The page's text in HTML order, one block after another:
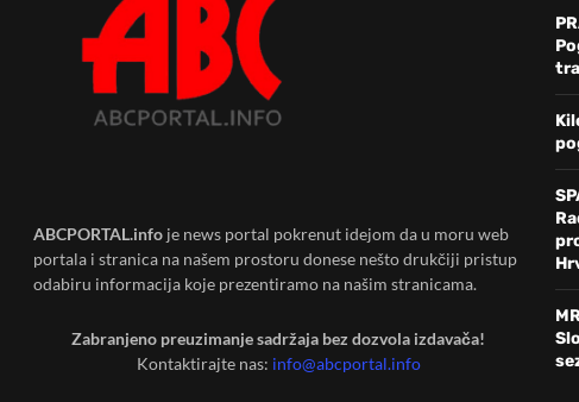
ABCPORTAL.info je news portal pokrenut idejom da u moru web
portala i stranica na našem prostoru donese nešto drukčiji pristup
odabiru informacija koje prezentiramo na našim stranicama.
Zabranjeno preuzimanje sadržaja bez dozvola izdavača!
Kontaktirajte nas: info@abcportal.info